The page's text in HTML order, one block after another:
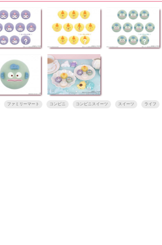
ファミリーマート コンビニ コンビニスイーツ スイーツ ライフ